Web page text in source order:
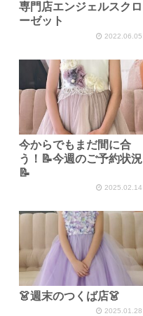
専門店エンジェルスクロ
ーゼット
2022.06.05
今からでもまだ間に合
う！📝今週のご予約状況
📝
2025.02.14
👗週末のつくば店👗
2025.01.28